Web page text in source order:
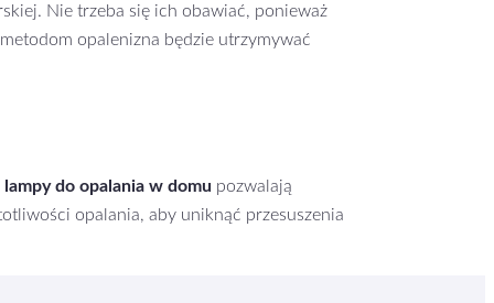
Nie trzeba się ich obawiać, ponieważ
opalenizna będzie utrzymywać
lampy do opalania w domu pozwalają
opalania, aby uniknąć przesuszenia